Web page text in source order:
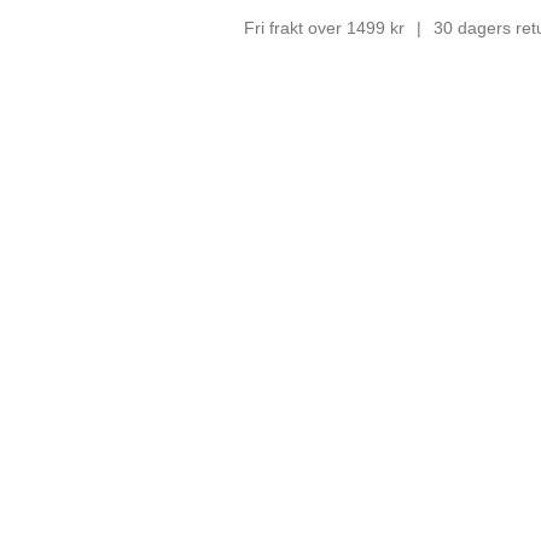
Fri frakt over 1499 kr 30 dagers